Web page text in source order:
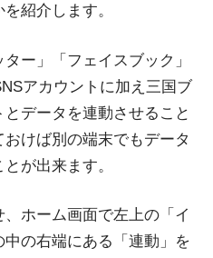
紹介します。
ー」「フェイスブック」
アカウントに加え三国ブ
データを連動させること
けば別の端末でもデータ
が出来ます。
ホーム画面で左上の「イ
の右端にある「連動」を